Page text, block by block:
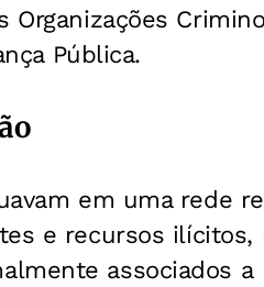
Pública.
em uma rede
e recursos ilícitos,
associados a